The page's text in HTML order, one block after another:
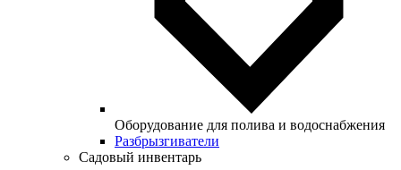
Оборудование для полива и водоснабжения
Разбрызгиватели
Садовый инвентарь